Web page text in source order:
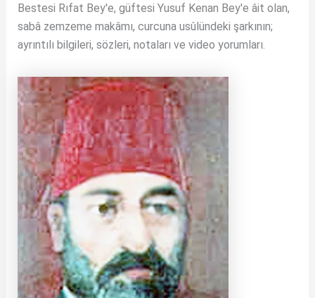
Bestesi Rıfat Bey'e, güftesi Yusuf Kenan Bey'e âit olan,
sabâ zemzeme makâmı, curcuna usûlündeki şarkının;
ayrıntılı bilgileri, sözleri, notaları ve video yorumları.